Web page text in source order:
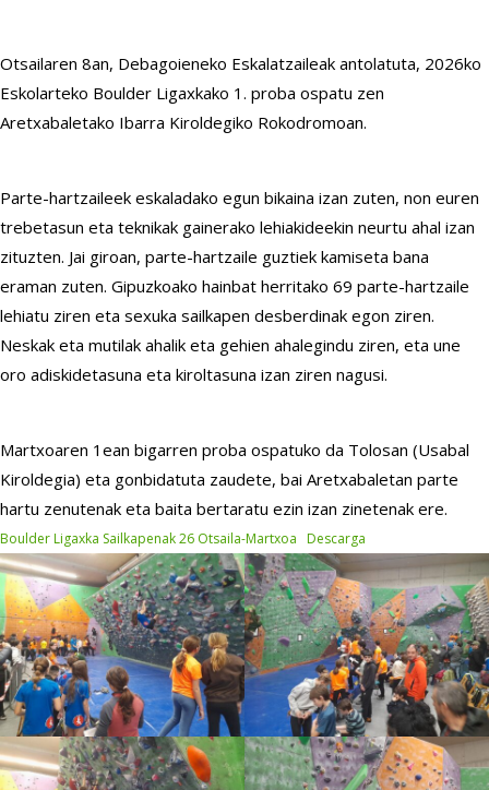
Otsailaren 8an, Debagoieneko Eskalatzaileak antolatuta, 2026ko
Eskolarteko Boulder Ligaxkako 1. proba ospatu zen
Aretxabaletako Ibarra Kiroldegiko Rokodromoan.
Parte-hartzaileek eskaladako egun bikaina izan zuten, non euren
trebetasun eta teknikak gainerako lehiakideekin neurtu ahal izan
zituzten. Jai giroan, parte-hartzaile guztiek kamiseta bana
eraman zuten. Gipuzkoako hainbat herritako 69 parte-hartzaile
lehiatu ziren eta sexuka sailkapen desberdinak egon ziren.
Neskak eta mutilak ahalik eta gehien ahalegindu ziren, eta une
oro adiskidetasuna eta kiroltasuna izan ziren nagusi.
Martxoaren 1ean bigarren proba ospatuko da Tolosan (Usabal
Kiroldegia) eta gonbidatuta zaudete, bai Aretxabaletan parte
hartu zenutenak eta baita bertaratu ezin izan zinetenak ere.
Boulder Ligaxka Sailkapenak 26 Otsaila-Martxoa Descarga